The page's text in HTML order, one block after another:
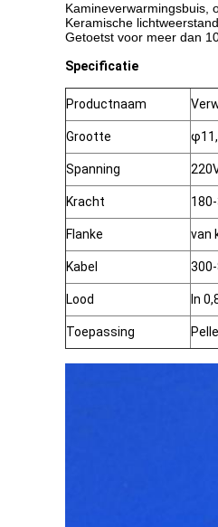
Kamineverwarmingsbuis,
Keramische
Getoetst voor meer dan
Specificatie
Productnaam
Grootte
Spanning
Kracht
Flanke van
Kabel
Lood In
Toepassing